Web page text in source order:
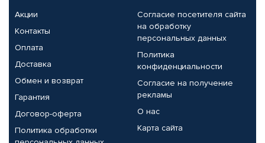
Акции
Контакты
Оплата
Доставка
Обмен и возврат
Гарантия
Договор-оферта
Политика обработки
Согласие посетителя сайта
на обработку
персональных данных
Политика
конфиденциальности
Согласие на получение
рекламы
О нас
Карта сайта